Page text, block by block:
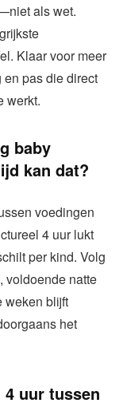
als wet.
Klaar voor meer
en pas die direct
werkt.
baby
kan dat?
voedingen
4 uur lukt
per kind. Volg
voldoende natte
weken blijft
het
uur tussen